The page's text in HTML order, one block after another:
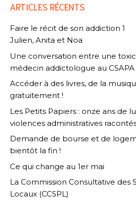
ARTICLES RÉCENTS
Faire le récit de son addiction 1
Julien, Anita et Noa
Une conversation entre une
médecin addictologue au
Accéder à des livres, de la
gratuitement !
Les Petits Papiers : onze ans de
violences administratives
Demande de bourse et de
bientôt la fin !
Ce qui change au 1er mai
La Commission Consultative des
Locaux (CCSPL)